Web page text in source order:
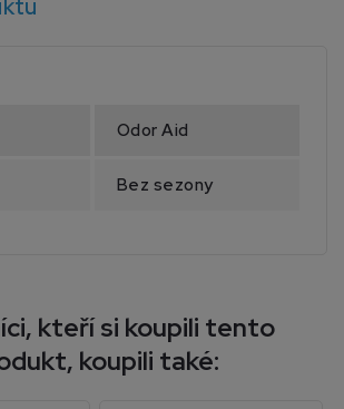
Odor Aid
Bez sezony
kteří si koupili tento
koupili také: